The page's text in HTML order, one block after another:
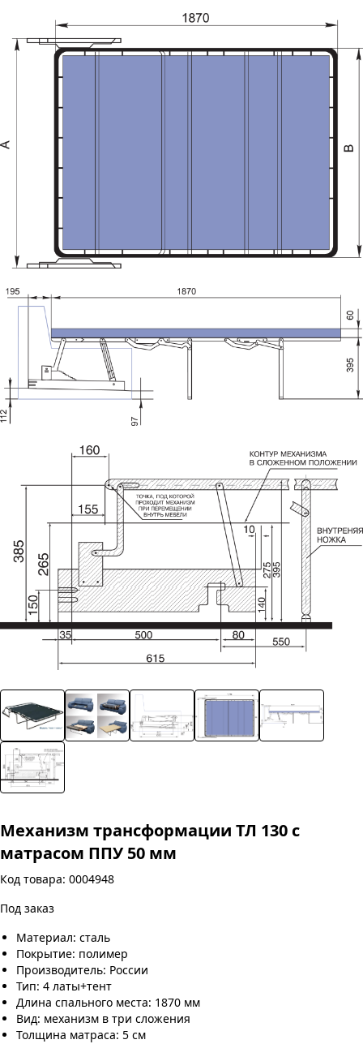
Механизм трансформации ТЛ 130 с
матрасом ППУ 50 мм
Код товара: 0004948
Под заказ
Материал: сталь
Покрытие: полимер
Производитель: России
Тип: 4 латы+тент
Длина спального места: 1870 мм
Вид: механизм в три сложения
Толщина матраса: 5 см